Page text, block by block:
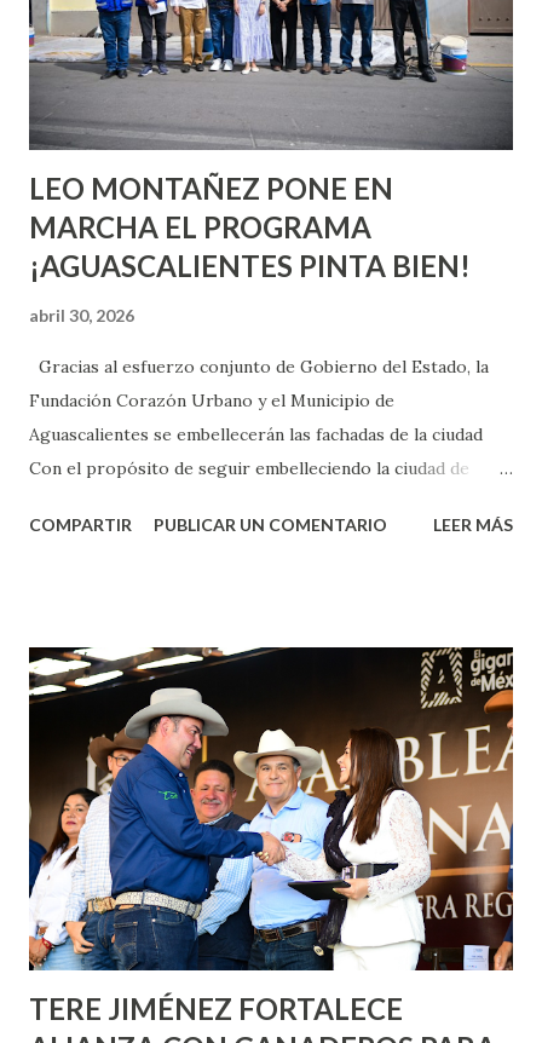
pienses que el sexo será increíble y no puedas esperar para
experimentarlo, pero como cualquier persona con
experiencia te dirá, siempre es mejor cuando ambas partes
son suficientemen...
LEO MONTAÑEZ PONE EN
MARCHA EL PROGRAMA
¡AGUASCALIENTES PINTA BIEN!
abril 30, 2026
Gracias al esfuerzo conjunto de Gobierno del Estado, la
Fundación Corazón Urbano y el Municipio de
Aguascalientes se embellecerán las fachadas de la ciudad
Con el propósito de seguir embelleciendo la ciudad de
municipal, Leo Montañez dio inicio al programa
Corazón Urbano y el Municipio capital. Leo Montañez
informó que en este programa se usarán cerca de 90 mil
metros cuadrados de pintura, para dar inicio en la calle
Nieto, entre Jesús F. Elizondo y la calle 22 de Octubre, con
lo que se aplicará pintura en 66 casas. Posteriormente se
llevará este programa a Villas de Nuestra Señora de la
Asunción, Avenida Alameda y Decreto 27 de Septiembre, en
los edificios FOVISSSTE Ojo de Agua, en la comunidad
Norias de Paso Hondo y en los edificios de...
COMPARTIR PUBLICAR UN COMENTARIO LEER MÁS
TERE JIMÉNEZ FORTALECE